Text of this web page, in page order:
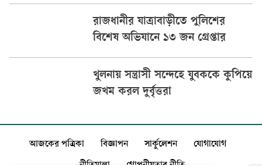
রাজধানীর যাত্রাবাড়ীতে পুলিশের
বিশেষ অভিযানে ১৩ জন গ্রেপ্তার
খুলনায় সন্ত্রাসী সন্দেহে যুবককে কুপিয়ে
জখম করল দুর্বৃত্তরা
আজকের পত্রিকা বিজ্ঞাপন সার্কুলেশন যোগাযোগ